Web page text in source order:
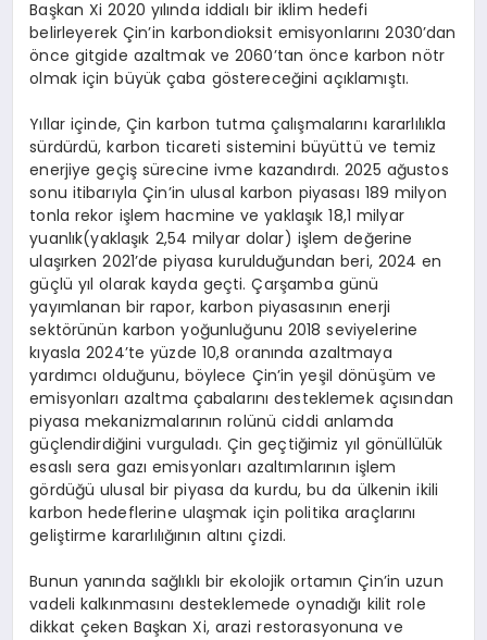
Başkan Xi 2020 yılında iddialı bir iklim hedefi
belirleyerek Çin’in karbondioksit emisyonlarını 2030’dan
önce gitgide azaltmak ve 2060’tan önce karbon nötr
olmak için büyük çaba göstereceğini açıklamıştı.
Yıllar içinde, Çin karbon tutma çalışmalarını kararlılıkla
sürdürdü, karbon ticareti sistemini büyüttü ve temiz
enerjiye geçiş sürecine ivme kazandırdı. 2025 ağustos
sonu itibarıyla Çin’in ulusal karbon piyasası 189 milyon
tonla rekor işlem hacmine ve yaklaşık 18,1 milyar
yuanlık(yaklaşık 2,54 milyar dolar) işlem değerine
ulaşırken 2021’de piyasa kurulduğundan beri, 2024 en
güçlü yıl olarak kayda geçti. Çarşamba günü
yayımlanan bir rapor, karbon piyasasının enerji
sektörünün karbon yoğunluğunu 2018 seviyelerine
kıyasla 2024’te yüzde 10,8 oranında azaltmaya
yardımcı olduğunu, böylece Çin’in yeşil dönüşüm ve
emisyonları azaltma çabalarını desteklemek açısından
piyasa mekanizmalarının rolünü ciddi anlamda
güçlendirdiğini vurguladı. Çin geçtiğimiz yıl gönüllülük
esaslı sera gazı emisyonları azaltımlarının işlem
gördüğü ulusal bir piyasa da kurdu, bu da ülkenin ikili
karbon hedeflerine ulaşmak için politika araçlarını
geliştirme kararlılığının altını çizdi.
Bunun yanında sağlıklı bir ekolojik ortamın Çin’in uzun
vadeli kalkınmasını desteklemede oynadığı kilit role
dikkat çeken Başkan Xi, arazi restorasyonuna ve